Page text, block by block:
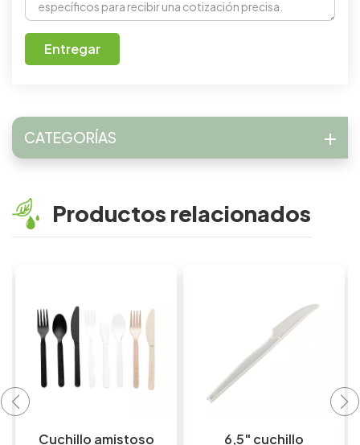
Entregar
CATEGORÍAS
Productos relacionados
Cuchillo amistoso
6,5" cuchillo